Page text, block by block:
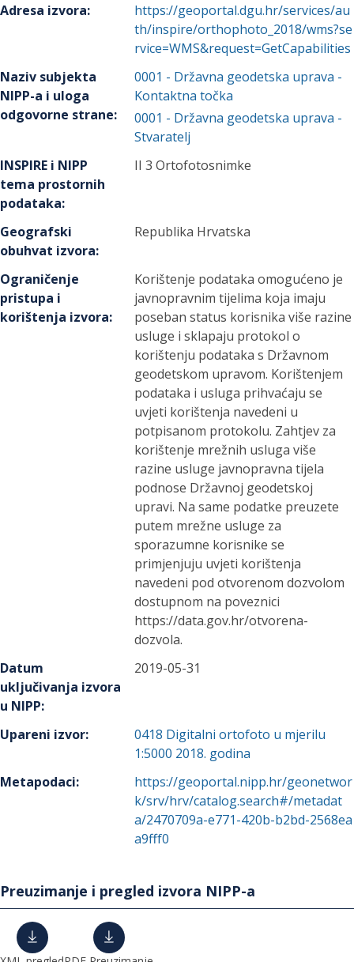
Adresa izvora:
https://geoportal.dgu.hr/services/au
th/inspire/orthophoto_2018/wms?se
rvice=WMS&request=GetCapabilities
Naziv subjekta
NIPP-a i uloga
odgovorne strane:
0001 - Državna geodetska uprava -
Kontaktna točka
0001 - Državna geodetska uprava -
Stvaratelj
INSPIRE i NIPP
tema prostornih
podataka:
II 3 Ortofotosnimke
Geografski
obuhvat izvora:
Republika Hrvatska
Ograničenje
pristupa i
korištenja izvora:
Korištenje podataka omogućeno je
javnopravnim tijelima koja imaju
poseban status korisnika više razine
usluge i sklapaju protokol o
korištenju podataka s Državnom
geodetskom upravom. Korištenjem
podataka i usluga prihvaćaju se
uvjeti korištenja navedeni u
potpisanom protokolu. Zahtjev za
korištenje mrežnih usluga više
razine usluge javnopravna tijela
podnose Državnoj geodetskoj
upravi. Na same podatke preuzete
putem mrežne usluge za
sporazumne korisnike se
primjenjuju uvjeti korištenja
navedeni pod otvorenom dozvolom
dostupnom na poveznici
https://data.gov.hr/otvorena-
dozvola.
Datum
uključivanja izvora
u NIPP:
2019-05-31
Upareni izvor: 0418 Digitalni ortofoto u mjerilu
1:5000 2018. godina
Metapodaci:
https://geoportal.nipp.hr/geonetwor
k/srv/hrv/catalog.search#/metadat
a/2470709a-e771-420b-b2bd-2568ea
a9fff0
Preuzimanje i pregled izvora NIPP-a